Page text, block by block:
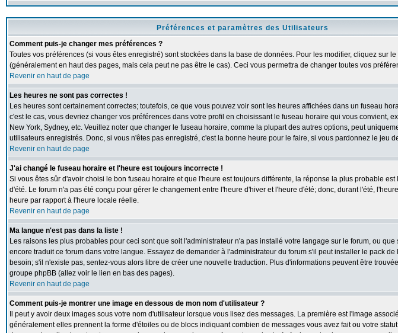
Préférences et paramètres des Utilisateurs
Comment puis-je changer mes préférences ?
Toutes vos préférences (si vous êtes enregistré) sont stockées dans la base de données. Pour les modifier, cliquez sur le
(généralement en haut des pages, mais cela peut ne pas être le cas). Ceci vous permettra de changer toutes vos
Revenir en haut de page
Les heures ne sont pas correctes !
Les heures sont certainement correctes; toutefois, ce que vous pouvez voir sont les heures affichées dans un fuseau
c'est le cas, vous devriez changer vos préférences dans votre profil en choisissant le fuseau horaire qui vous convient,
New York, Sydney, etc. Veuillez noter que changer le fuseau horaire, comme la plupart des autres options, peut
utilisateurs enregistrés. Donc, si vous n'êtes pas enregistré, c'est la bonne heure pour le faire, si vous pardonnez le jeu
Revenir en haut de page
J'ai changé le fuseau horaire et l'heure est toujours incorrecte !
Si vous êtes sûr d'avoir choisi le bon fuseau horaire et que l'heure est toujours différente, la réponse la plus probable est
d'été. Le forum n'a pas été conçu pour gérer le changement entre l'heure d'hiver et l'heure d'été; donc, durant l'été,
heure par rapport à l'heure locale réelle.
Revenir en haut de page
Ma langue n'est pas dans la liste !
Les raisons les plus probables pour ceci sont que soit l'administrateur n'a pas installé votre langage sur le forum, ou
encore traduit ce forum dans votre langue. Essayez de demander à l'administrateur du forum s'il peut installer le pack
besoin; s'il n'existe pas, sentez-vous alors libre de créer une nouvelle traduction. Plus d'informations peuvent être
groupe phpBB (allez voir le lien en bas des pages).
Revenir en haut de page
Comment puis-je montrer une image en dessous de mon nom d'utilisateur ?
Il peut y avoir deux images sous votre nom d'utilisateur lorsque vous lisez des messages. La première est l'image
généralement elles prennent la forme d'étoiles ou de blocs indiquant combien de messages vous avez fait ou votre